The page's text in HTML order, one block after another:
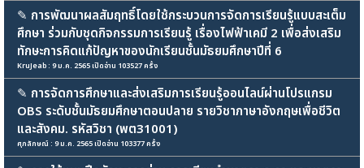
✎ การพัฒนาผลสัมฤทธิ์โดยใช้กระบวนการจัดการเรียนรู้แบบสะเต็ม
ศึกษา ร่วมกับชุดกิจกรรมการเรียนรู้ เรื่องไฟฟ้าเคมี 2 เพื่อส่งเสริม
ทักษะการคิดแก้ปัญหาของนักเรียนชั้นมัธยมศึกษาปีที่ 6
KruJeab : 9 ม.ค. 2565 เปิดอ่าน 103527 ครั้ง
✎ การจัดการศึกษาและส่งเสริมการเรียนรู้ออนไลน์ผ่านโปรแกรม
OBS ระดับชั้นมัธยมศึกษาตอนปลาย รายวิชาภาษาอังกฤษเพื่อชีวิต
และสังคม. รหัสวิชา (พต31001)
ศุภลักษณ์ : 9 ม.ค. 2565 เปิดอ่าน 103377 ครั้ง